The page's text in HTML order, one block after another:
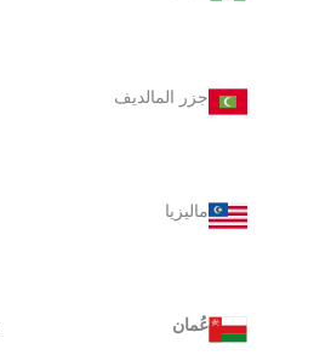
جزر المالديف
ماليزيا
عُمان